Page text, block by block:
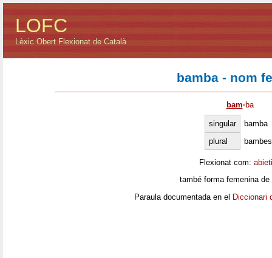
LOFC
Lèxic Obert Flexionat de Català
bamba - nom
bam· ba
singular
bamba
plural
bambes
Flexionat com:
també forma femenina
Paraula documentada en el Diccionari